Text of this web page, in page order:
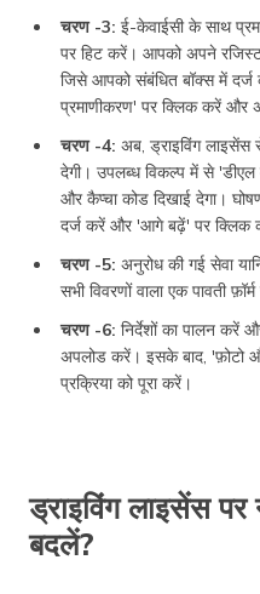
चरण -3: ई-केवाईसी के साथ
पर हिट करें। आपको अपने
जिसे आपको संबंधित बॉक्स में दर्ज
प्रमाणीकरण' पर क्लिक करें और
चरण -4: अब, ड्राइविंग
देगी। उपलब्ध विकल्प में से
और कैप्चा कोड दिखाई देगा।
दर्ज करें और 'आगे बढ़ें' पर क्लिक
चरण -5: अनुरोध की गई सेवा
सभी विवरणों वाला एक पावती
चरण -6: निर्देशों का पालन करें
अपलोड करें। इसके बाद, 'फ़ोटो
प्रक्रिया को पूरा करें।
ड्राइविंग लाइसेंस
बदलें?